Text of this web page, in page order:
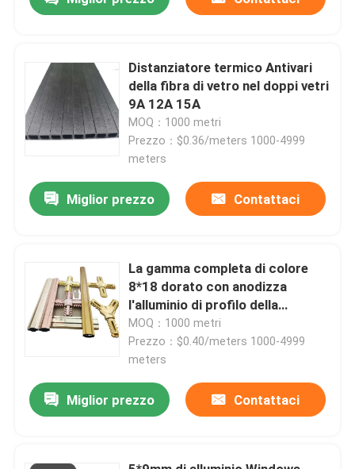
Distanziatore termico Antivari
della fibra di vetro nel doppi vetri
9A 12A 15A
MOQ：1000 metri
Prezzo：$0.36/meters 1000-4999
meters
Miglior prezzo Contattaci
La gamma completa di colore
8*18 dorato con anodizza
l'alluminio di profilo della
superficie per l'hardware per le
porte e le finestre di alluminio
MOQ：1000 metri
Prezzo：$0.40/meters 1000-4999
meters
Miglior prezzo Contattaci